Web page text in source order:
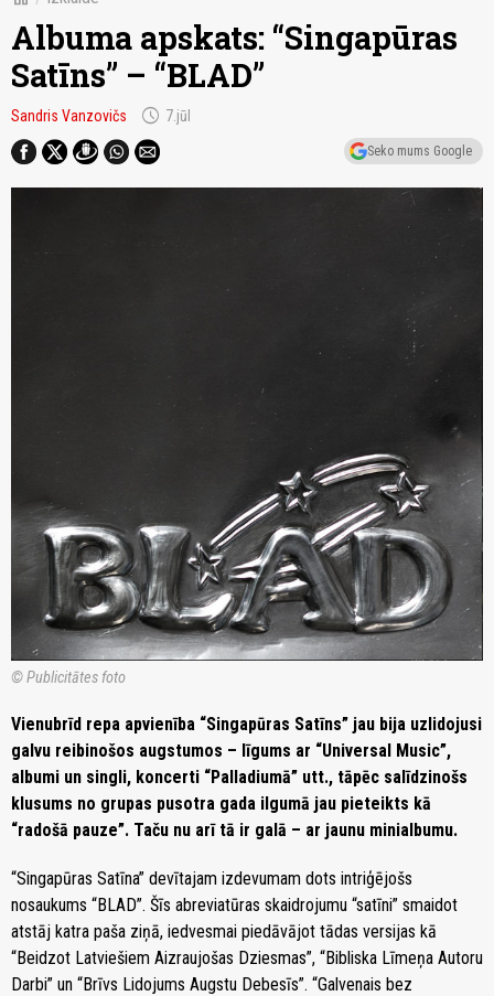
Albuma apskats: “Singapūras
Satīns” – “BLAD”
Sandris Vanzovičs schedule 7.jūl
Seko mums Google
© Publicitātes foto
Vienubrīd repa apvienība “Singapūras Satīns” jau bija uzlidojusi
galvu reibinošos augstumos – līgums ar “Universal Music”,
albumi un singli, koncerti “Palladiumā” utt., tāpēc salīdzinošs
klusums no grupas pusotra gada ilgumā jau pieteikts kā
“radošā pauze”. Taču nu arī tā ir galā – ar jaunu minialbumu.
“Singapūras Satīna” devītajam izdevumam dots intriģējošs
nosaukums “BLAD”. Šīs abreviatūras skaidrojumu “satīni” smaidot
atstāj katra paša ziņā, iedvesmai piedāvājot tādas versijas kā
“Beidzot Latviešiem Aizraujošas Dziesmas”, “Bibliska Līmeņa Autoru
Darbi” un “Brīvs Lidojums Augstu Debesīs”. “Galvenais bez